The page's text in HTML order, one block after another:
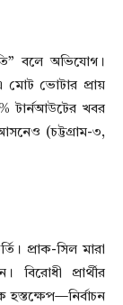
বলে অভিযোগ।
মোট ভোটার প্রায়
টার্নআউটের খবর
(চট্টগ্রাম-৩,
প্রাক-সিল মারা
প্রার্থীর